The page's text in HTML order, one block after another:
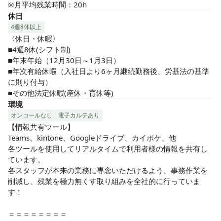
※月平均残業時間：20h
休日
4週8休以上
〈休日・休暇〉
■4週8休(シフト制)
■年末年始（12月30日～1月3日）
■年次有給休暇（入社日より6ヶ月継続勤務後、労基法の基準
に則り付与）
■その他法定休暇(産休・育休等)
環境
オンコールなし 電子カルテあり
【情報共有ツール】
Teams、kintone、Googleドライブ、カイポケ、他
各ツールを使用してリアルタイムで利用者様の情報を共有し
ています。
各スタッフが本来の業務に専念いただけるよう、事務作業を
削減し、残業を極力無くす取り組みを全社的に行っていま
す！
＝＝＝＝＝＝＝＝